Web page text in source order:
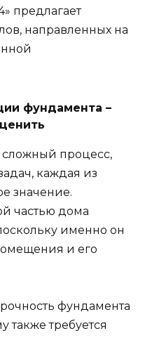
предлагает
направленных на
фундамента –
сложный процесс,
каждая из
значение.
частью дома
именно он
и его
фундамента
также требуется